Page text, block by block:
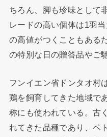
ちろん、脚も珍味として
レードの高い個体は1羽
の高値がつくこともある
の特別な日の贈答品やご
フンイエン省ドンタオ村
鶏を飼育してきた地域で
称にも使われている。古
れてきた品種であり、ベ